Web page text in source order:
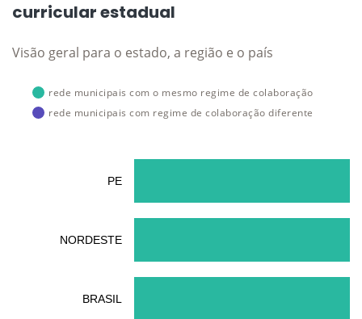
curricular estadual
Visão geral para o estado, a região e o país
rede municipais com o mesmo regime de colaboração
rede municipais com regime de colaboração diferente
PE
NORDESTE
BRASIL